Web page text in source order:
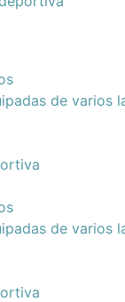
de varios
de varios